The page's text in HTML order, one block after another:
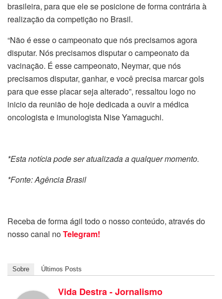
brasileira, para que ele se posicione de forma contrária à
realização da competição no Brasil.
“Não é esse o campeonato que nós precisamos agora
disputar. Nós precisamos disputar o campeonato da
vacinação. É esse campeonato, Neymar, que nós
precisamos disputar, ganhar, e você precisa marcar gols
para que esse placar seja alterado”, ressaltou logo no
inicio da reunião de hoje dedicada a ouvir a médica
oncologista e imunologista Nise Yamaguchi.
*Esta notícia pode ser atualizada a qualquer momento.
*Fonte: Agência Brasil
Receba de forma ágil todo o nosso conteúdo, através do
nosso canal noTelegram!
Sobre Últimos Posts
Vida Destra - Jornalismo